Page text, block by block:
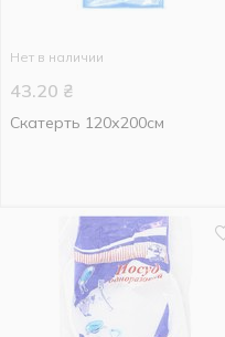
Нет в наличии
43.20 ₴
Скатерть 120х200см